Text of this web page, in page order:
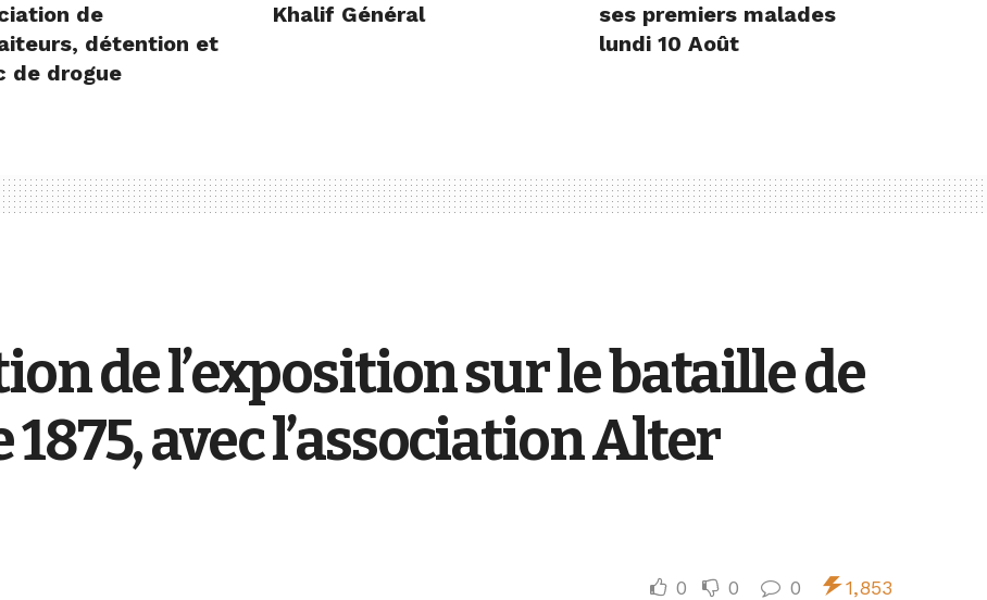
de
détention et
de drogue
Khalif Général
ses premiers malades
lundi 10 Août
de l’exposition sur le bataille de
1875, avec l’association Alter
0 0 0 1,853